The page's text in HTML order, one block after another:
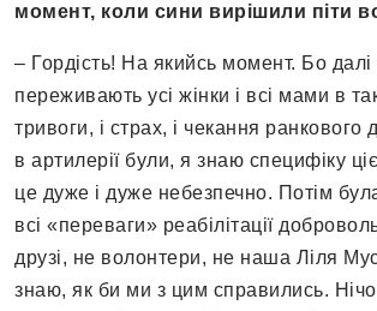
момент, коли сини вирішили піти
– Гордість! На якийсь момент. Бо
переживають усі жінки і всі мами в
тривоги, і страх, і чекання ранкового
в артилерії були, я знаю специфіку
це дуже і дуже небезпечно. Потім
всі «переваги» реабілітації
друзі, не волонтери, не наша Ліля
знаю, як би ми з цим справились.